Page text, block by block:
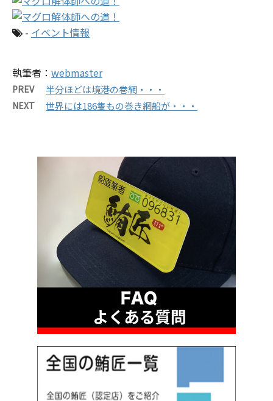
- イベント情報
執筆者： webmaster
PREV 半分ほどは境港の巻網・・・
NEXT 世界には186隻もの巻き網船が・・・